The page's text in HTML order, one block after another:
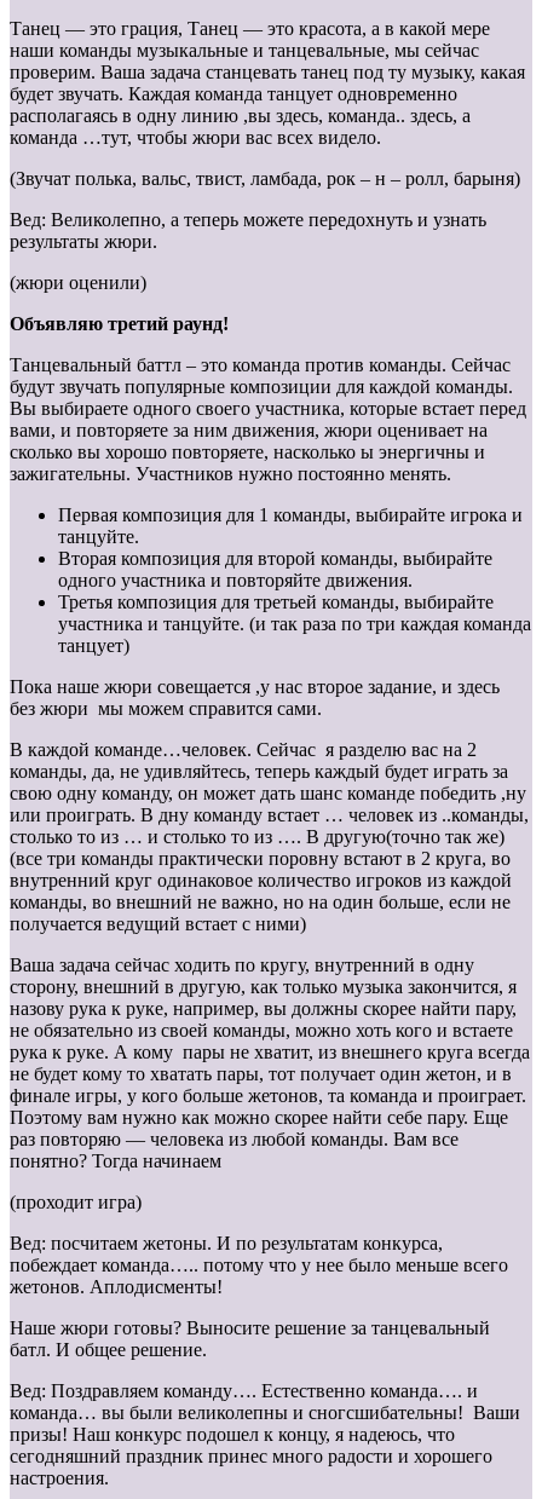
Танец — это грация, Танец — это красота, а в какой мере
наши команды музыкальные и танцевальные, мы сейчас
проверим. Ваша задача станцевать танец под ту музыку, какая
будет звучать. Каждая команда танцует одновременно
располагаясь в одну линию ,вы здесь, команда.. здесь, а
команда …тут, чтобы жюри вас всех видело.
(Звучат полька, вальс, твист, ламбада, рок – н – ролл, барыня)
Вед: Великолепно, а теперь можете передохнуть и узнать
результаты жюри.
(жюри оценили)
Объявляю третий раунд!
Танцевальный баттл – это команда против команды. Сейчас
будут звучать популярные композиции для каждой команды.
Вы выбираете одного своего участника, которые встает перед
вами, и повторяете за ним движения, жюри оценивает на
сколько вы хорошо повторяете, насколько ы энергичны и
зажигательны. Участников нужно постоянно менять.
Первая композиция для 1 команды, выбирайте игрока и
танцуйте.
Вторая композиция для второй команды, выбирайте
одного участника и повторяйте движения.
Третья композиция для третьей команды, выбирайте
участника и танцуйте. (и так раза по три каждая команда
танцует)
Пока наше жюри совещается ,у нас второе задание, и здесь
без жюри мы можем справится сами.
В каждой команде…человек. Сейчас я разделю вас на 2
команды, да, не удивляйтесь, теперь каждый будет играть за
свою одну команду, он может дать шанс команде победить ,ну
или проиграть. В дну команду встает … человек из ..команды,
столько то из … и столько то из …. В другую(точно так же)
(все три команды практически поровну встают в 2 круга, во
внутренний круг одинаковое количество игроков из каждой
команды, во внешний не важно, но на один больше, если не
получается ведущий встает с ними)
Ваша задача сейчас ходить по кругу, внутренний в одну
сторону, внешний в другую, как только музыка закончится, я
назову рука к руке, например, вы должны скорее найти пару,
не обязательно из своей команды, можно хоть кого и встаете
рука к руке. А кому пары не хватит, из внешнего круга всегда
не будет кому то хватать пары, тот получает один жетон, и в
финале игры, у кого больше жетонов, та команда и проиграет.
Поэтому вам нужно как можно скорее найти себе пару. Еще
раз повторяю — человека из любой команды. Вам все
понятно? Тогда начинаем
(проходит игра)
Вед: посчитаем жетоны. И по результатам конкурса,
побеждает команда….. потому что у нее было меньше всего
жетонов. Аплодисменты!
Наше жюри готовы? Выносите решение за танцевальный
батл. И общее решение.
Вед: Поздравляем команду…. Естественно команда…. и
команда… вы были великолепны и сногсшибательны! Ваши
призы! Наш конкурс подошел к концу, я надеюсь, что
сегодняшний праздник принес много радости и хорошего
настроения.